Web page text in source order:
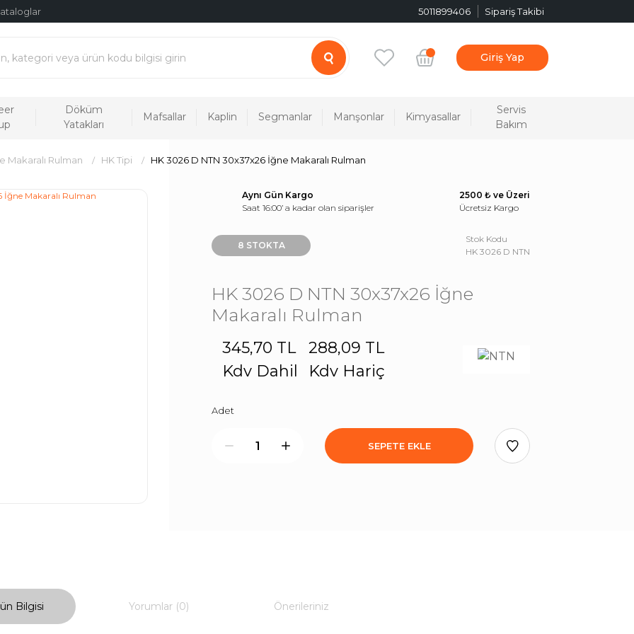
5011899406 Sipariş Takibi
Giriş Yap
Döküm
Yatakları
Mafsallar Kaplin Segmanlar Manşonlar Kimyasallar
Servis
Bakım
Makaralı Rulman HK Tipi HK 3026 D NTN 30x37x26 İğne Makaralı Rulman
Aynı Gün Kargo
Saat 16:00’ a kadar olan siparişler
2500 ₺ ve Üzeri
Ücretsiz Kargo
8 STOKTA
Stok Kodu
HK 3026 D NTN
HK 3026 D NTN 30x37x26 İğne
Makaralı Rulman
345,70 TL
Kdv Dahil
288,09 TL
Kdv Hariç
Adet
SEPETE EKLE
Bilgisi Yorumlar (0) Önerileriniz